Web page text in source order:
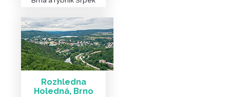
Rozhledna
Holedná, Brno